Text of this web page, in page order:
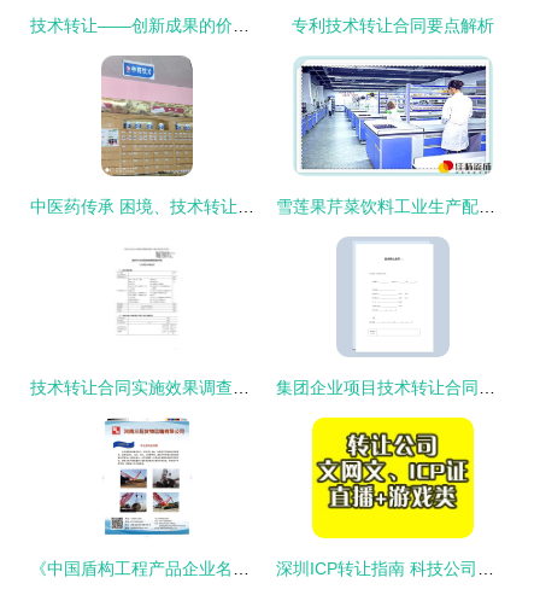
专利技术转让合同要点解析